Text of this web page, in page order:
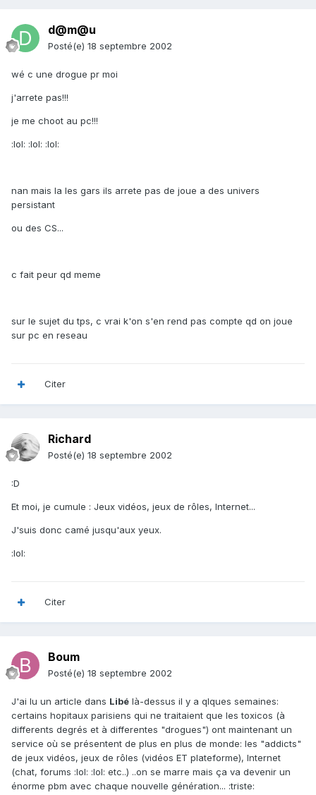
d@m@u
Posté(e) 18 septembre 2002
wé c une drogue pr moi
j'arrete pas!!!
je me choot au pc!!!
:lol: :lol: :lol:
nan mais la les gars ils arrete pas de joue a des univers
persistant
ou des CS...
c fait peur qd meme
sur le sujet du tps, c vrai k'on s'en rend pas compte qd on joue
sur pc en reseau
Citer
Richard
Posté(e) 18 septembre 2002
:D
Et moi, je cumule : Jeux vidéos, jeux de rôles, Internet...
J'suis donc camé jusqu'aux yeux.
:lol:
Citer
Boum
Posté(e) 18 septembre 2002
J'ai lu un article dans Libé là-dessus il y a qlques semaines:
certains hopitaux parisiens qui ne traitaient que les toxicos (à
differents degrés et à differentes "drogues") ont maintenant un
service où se présentent de plus en plus de monde: les "addicts"
de jeux vidéos, jeux de rôles (vidéos ET plateforme), Internet
(chat, forums :lol: :lol: etc..) ..on se marre mais ça va devenir un
énorme pbm avec chaque nouvelle génération... :triste: